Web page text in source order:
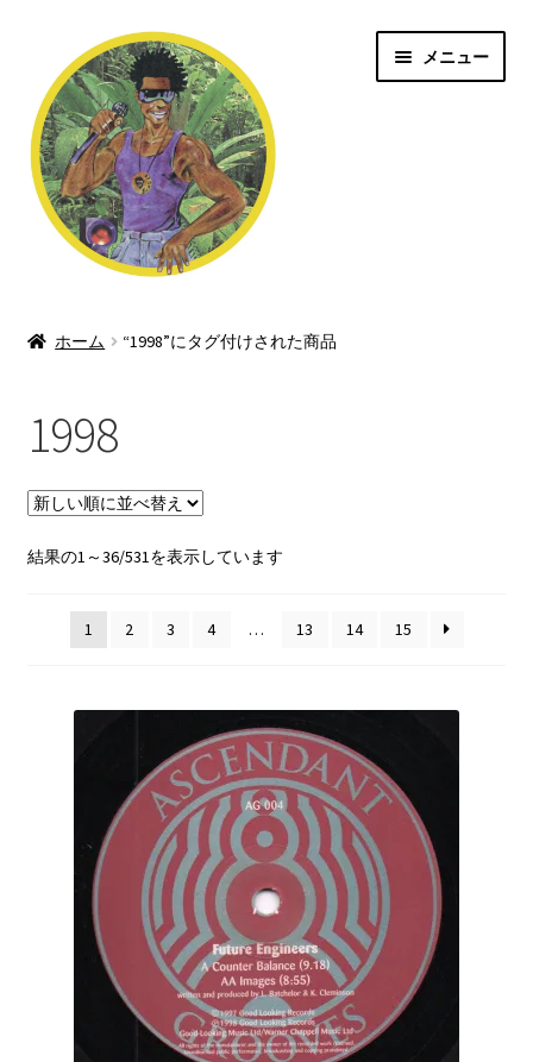
ゲ
ー
シ
ョ
ッ
テ
ン
ツ
へ
メニュー
Dubstep/Grime
Rave/Hardcore
2step/UK Garage
Sale/Price Down
ホーム “1998”にタグ付けされた商品
1998
結果の1～36/531を表示しています新
順
1 2 3 4 … 13 14 15